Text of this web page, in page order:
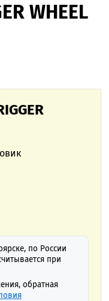
WHEEL
по России
при
обратная